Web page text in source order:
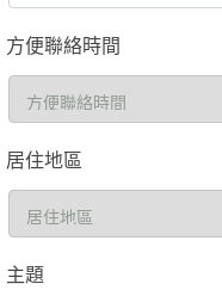
方便聯絡時間
居住地區
主題